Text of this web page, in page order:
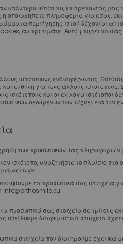
Κλεισίματος Κενών NiTi με Eyelets & Σύρμα
Κλεισίματος Κενών Stainless Steel
Molar Distalizing
Αγκύλες
Ελαστικά
Διαγναθικά/Εξωστοματικά
Σωλήνες Προστασίας
Διαχωριστικά
Διάφορα Ελαστικά
Latex Free
Εξωστοματικά - Lip Bumpers
Plain
ιστότοπο, επιτρέποντάς
οποιαδήποτε πληροφορία για εσάς,
περιήγησης ιστού δέχονται
αν προτιμάτε. Αυτό μπορεί να
ιστότοπους ενδιαφέροντος.
ευθύνη για τους άλλους
ιστότοπους και οι εν λόγω
δεδομένων που ισχύει για τον
των προσωπικών σας πληροφοριών
ιστότοπο, αναζητήστε το πλαίσιο στο
τα προσωπικά σας στοιχεία
info@orthosmile.eu
προσωπικά σας στοιχεία σε τρίτους
διαφημιστικά στοιχεία
στοιχεία που διατηρούμε